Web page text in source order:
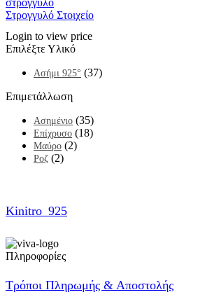
Στρογγυλό Στοιχείο
Login to view price
Επιλέξτε Υλικό
Ασήμι 925° (37)
Επιμετάλλωση
Ασημένιο (35)
Επίχρυσο (18)
Μαύρο (2)
Ροζ (2)
Kinitro_925
Πληροφορίες
Τρόποι Πληρωμής & Αποστολής